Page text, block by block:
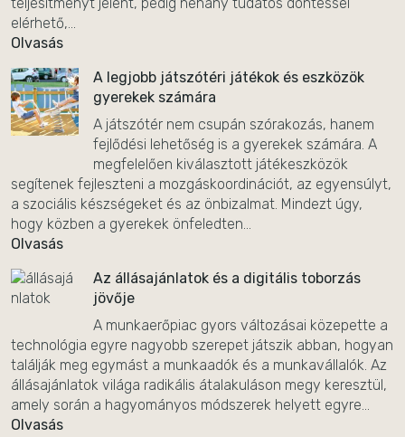
elérhető,...
Olvasás
A legjobb játszótéri játékok és eszközök
gyerekek számára
A játszótér nem csupán szórakozás, hanem
fejlődési lehetőség is a gyerekek számára. A
megfelelően kiválasztott játékeszközök
segítenek fejleszteni a mozgáskoordinációt, az egyensúlyt,
a szociális készségeket és az önbizalmat. Mindezt úgy,
hogy közben a gyerekek önfeledten...
Olvasás
Az állásajánlatok és a digitális toborzás
jövője
A munkaerőpiac gyors változásai közepette a
technológia egyre nagyobb szerepet játszik abban, hogyan
találják meg egymást a munkaadók és a munkavállalók. Az
állásajánlatok világa radikális átalakuláson megy keresztül,
amely során a hagyományos módszerek helyett egyre...
Olvasás